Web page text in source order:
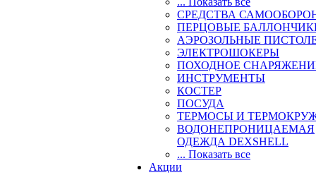
СРЕДСТВА
ПЕРЦОВЫЕ
АЭРОЗОЛЬНЫЕ
ЭЛЕКТРОШОКЕРЫ
ПОХОДНОЕ
ИНСТРУМЕНТЫ
КОСТЕР
ПОСУДА
ТЕРМОСЫ И
ВОДОНЕПРОНИЦАЕМАЯ
ОДЕЖДА DEXSHELL
... Показать все
Акции